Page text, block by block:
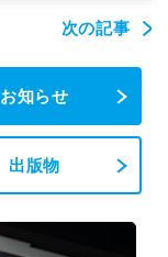
次の記事
お知らせ
出版物